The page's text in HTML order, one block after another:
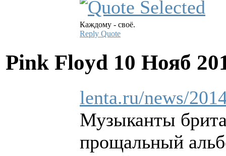
Каждому - своё.
Reply Quote
Pink Floyd 10 Нояб
lenta.ru/news/
Музыканты
прощальный